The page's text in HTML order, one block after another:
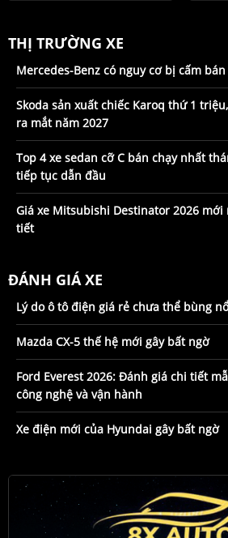
THỊ TRƯỜNG XE
Mercedes-Benz có nguy cơ bị cấm
Skoda sản xuất chiếc Karoq thứ 1
ra mắt năm 2027
Top 4 xe sedan cỡ C bán chạy nhất
tiếp tục dẫn đầu
Giá xe Mitsubishi Destinator 2026
tiết
ĐÁNH GIÁ XE
Lý do ô tô điện giá rẻ chưa thể bùng
Mazda CX-5 thế hệ mới gây bất ngờ
Ford Everest 2026: Đánh giá chi tiết
công nghệ và vận hành
Xe điện mới của Hyundai gây bất ngờ